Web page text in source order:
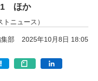
ほか
ニュース）
部 2025年10月8日 18:05